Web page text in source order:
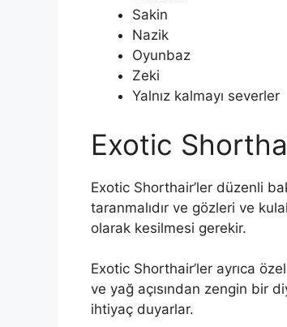
Sakin
Nazik
Oyunbaz
Zeki
Yalnız kalmayı severler
Exotic
Exotic Shorthair’ler düzenli
taranmalıdır ve gözleri ve
olarak kesilmesi gerekir.
Exotic Shorthair’ler ayrıca
ve yağ açısından zengin bir
ihtiyaç duyarlar.